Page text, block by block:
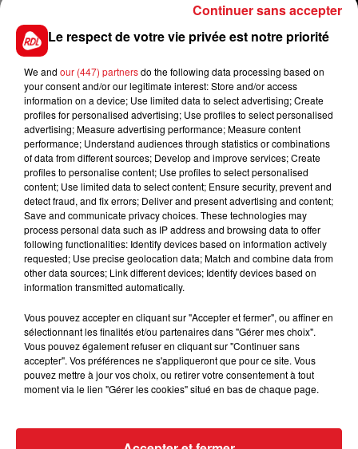
A savoir que ce nouvel album sera suivi par un
"récital" que l'artiste donnera les 11 et 12 octobre
prochains au théâtre Edouard-VII de Paris avant un
autre passage dans la capitale le 20 novembre
2021 Salle Pleyel.
FIL D'ACTUS
Le respect de votre vie privée est notre priorité
We and our (447) partnersdo the following data processing based on
your consent and/or our legitimate interest: Store and/or access
information on a device; Use limited data to select advertising; Create
profiles for personalised advertising; Use profiles to select personalised
advertising; Measure advertising performance; Measure content
performance; Understand audiences through statistics or combinations
of data from different sources; Develop and improve services; Create
profiles to personalise content; Use profiles to select personalised
content; Use limited data to select content; Ensure security, prevent and
detect fraud, and fix errors; Deliver and present advertising and content;
Save and communicate privacy choices. These technologies may
process personal data such as IP address and browsing data to offer
following functionalities: Identify devices based on information actively
requested; Use precise geolocation data; Match and combine data from
other data sources; Link different devices; Identify devices based on
information transmitted automatically.
Vous pouvez accepter en cliquant sur "Accepter et fermer", ou affiner en
sélectionnant les finalités et/ou partenaires dans "Gérer mes choix".
Vous pouvez également refuser en cliquant sur "Continuer sans
accepter". Vos préférences ne s'appliqueront que pour ce site. Vous
pouvez mettre à jour vos choix, ou retirer votre consentement à tout
moment via le lien "Gérer les cookies" situé en bas de chaque page.
Continuer sans accepter